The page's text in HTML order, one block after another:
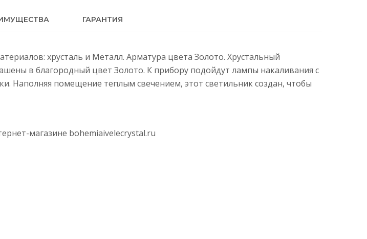
ГАРАНТИЯ
хрусталь и Металл. Арматура цвета Золото. Хрустальный
в благородный цвет Золото. К прибору подойдут лампы накаливания с
Наполняя помещение теплым свечением, этот светильник создан, чтобы
магазине bohemiaivelecrystal.ru